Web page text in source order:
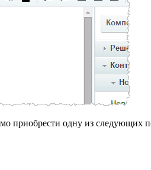
приобрести одну из следующих